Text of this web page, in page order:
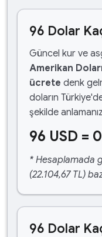
96 Dolar
Güncel kur ve
Amerikan Doları
ücrete denk
doların
şekilde
96 USD =
* Hesaplamada
(22.104,67 TL)
96 Dolar